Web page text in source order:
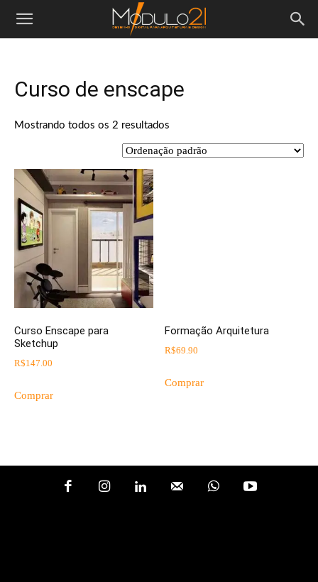
Módulo21
Curso de enscape
Mostrando todos os 2 resultados
Curso Enscape para
Sketchup
R$147.00
Comprar
Formação Arquitetura
R$69.90
Comprar